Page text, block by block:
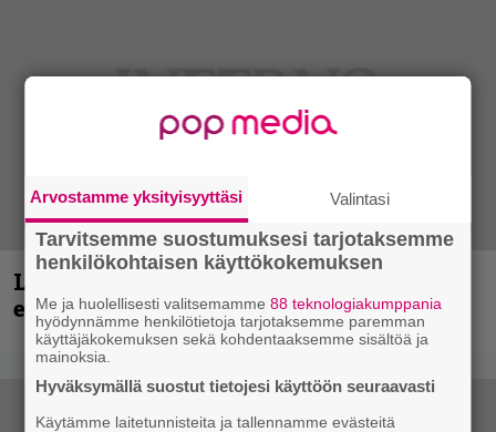
Loppuvuoden Hellsinki Metal Cruisen
esiintyjät julki
Arvostamme yksityisyyttäsi Valintasi
Tarvitsemme suostumuksesi tarjotaksemme
henkilökohtaisen käyttökokemuksen
Me ja huolellisesti valitsemamme88 teknologiakumppania
hyödynnämme henkilötietoja tarjotaksemme paremman
käyttäjäkokemuksen sekä kohdentaaksemme sisältöä ja
mainoksia.
Hyväksymällä suostut tietojesi käyttöön seuraavasti
Käytämme laitetunnisteita ja tallennamme evästeitä